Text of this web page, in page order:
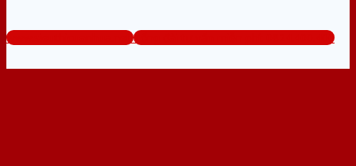
www.sieuthicuanhua.net Tổng đài tư vấn miễn phí: 0824.400.400